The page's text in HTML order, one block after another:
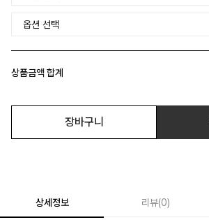
상품금액 합계
장바구니
상세정보 리뷰(0)